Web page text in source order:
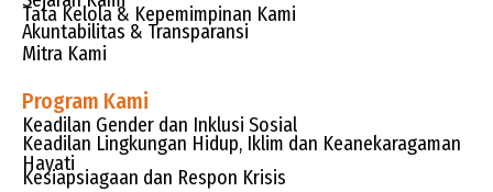
Tata Kelola & Kepemimpinan Kami
Akuntabilitas & Transparansi
Mitra Kami
Program Kami
Keadilan Gender dan Inklusi Sosial
Keadilan Lingkungan Hidup, Iklim dan Keanekaragaman
Hayati
Kesiapsiagaan dan Respon Krisis